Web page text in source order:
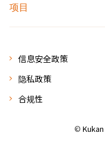
项目
信息安全政策
隐私政策
合规性
© Kukan